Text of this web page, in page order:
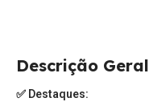
Descrição Geral
✅ Destaques: